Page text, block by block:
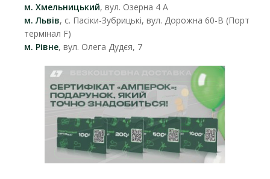
м. Хмельницький, вул. Озерна 4 А
м. Львів, с. Пасіки-Зубрицькі, вул. Дорожна 60-В (Порт
термінал F)
м. Рівне, вул. Олега Дудєя, 7